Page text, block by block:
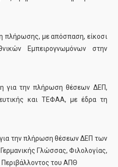
πλήρωσης, με απόσπαση, είκοσι
Εμπειρογνωμόνων στην
για την πλήρωση θέσεων ΔΕΠ,
και ΤΕΦΑΑ, με έδρα τη
την πλήρωση θέσεων ΔΕΠ των
Γλώσσας, Φιλολογίας,
του ΑΠΘ